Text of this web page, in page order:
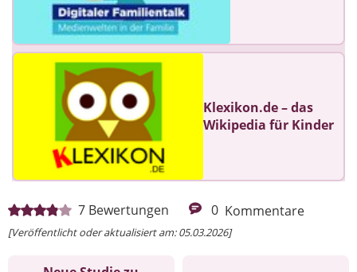
7 Bewertungen 0 Kommentare
[Veröffentlicht oder aktualisiert am: 05.03.2026]
Klexikon.de – das
Wikipedia für Kinder